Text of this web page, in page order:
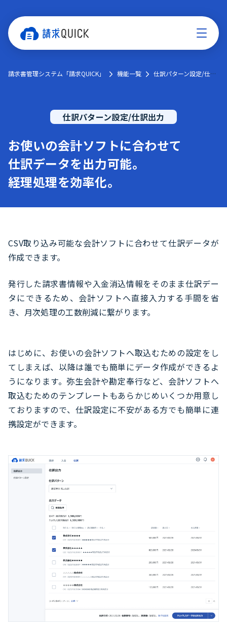
請求書管理システム「請求QUICK」 機能一覧 仕訳パターン設定/仕訳出力
仕訳パターン設定/仕訳出力
お使いの会計ソフトに合わせて
仕訳データを出力可能。
経理処理を効率化。
CSV取り込み可能な会計ソフトに合わせて仕訳データが
作成できます。
発行した請求書情報や入金消込情報をそのまま仕訳デー
タにできるため、会計ソフトへ直接入力する手間を省
き、月次処理の工数削減に繋がります。
はじめに、お使いの会計ソフトへ取込むための設定をし
てしまえば、以降は誰でも簡単にデータ作成ができるよ
うになります。弥生会計や勘定奉行など、会計ソフトへ
取込むためのテンプレートもあらかじめいくつか用意し
ておりますので、仕訳設定に不安がある方でも簡単に連
携設定ができます。